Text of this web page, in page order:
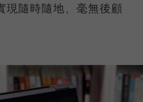
現隨時隨地、毫無後顧